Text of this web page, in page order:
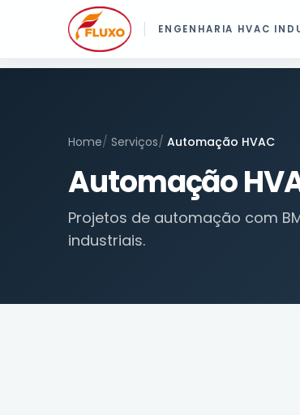
Home Serviços Automação HVAC
Automação
Projetos de automação com
industriais.